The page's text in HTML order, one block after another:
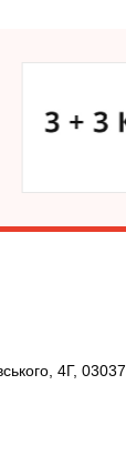
4Г, 03037